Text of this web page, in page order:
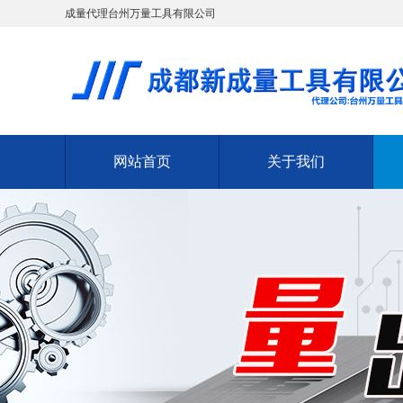
成量代理台州万量工具有限公司
网站首页 关于我们